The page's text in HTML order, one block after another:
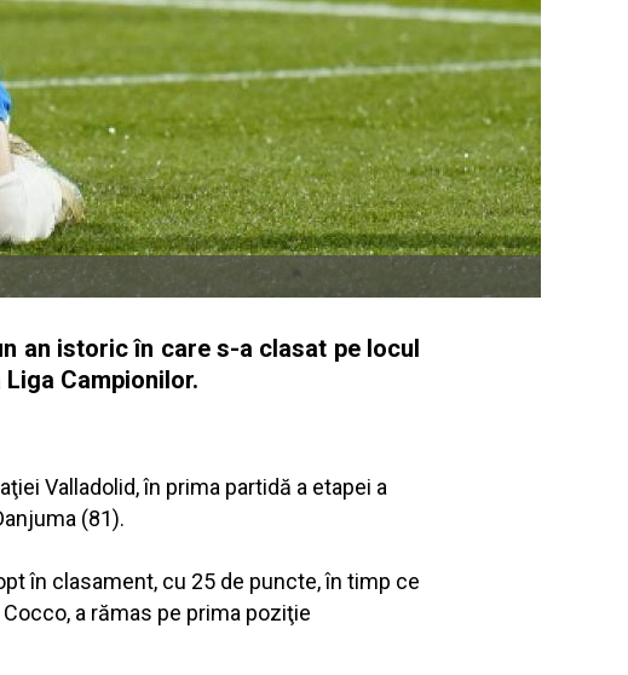
an istoric în care s-a clasat pe locul
Campionilor.
Valladolid, în prima partidă a etapei a
(81).
în clasament, cu 25 de puncte, în timp ce
a rămas pe prima poziţie